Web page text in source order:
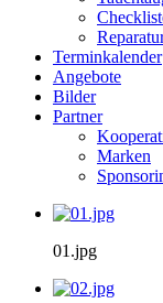
Terminkalender
Angebote
Bilder
Partner
Marken
01.jpg